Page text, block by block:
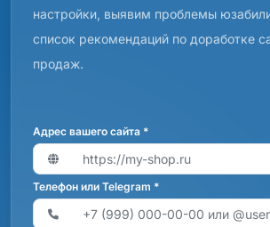
настройки, выявим проблемы
список рекомендаций по доработке
продаж.
Адрес вашего сайта *
Телефон или Telegram *